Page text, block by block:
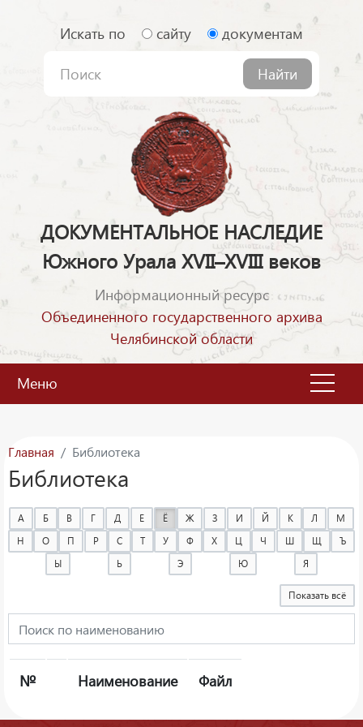
Искать по сайту документам
Найти
ДОКУМЕНТАЛЬНОЕ НАСЛЕДИЕ
Южного Урала XVII–XVIII веков
Информационный ресурс
Объединенного государственного архива
Челябинской области
Меню
Главная Библиотека
Библиотека
А Б В Г Д Е Ё Ж З И Й К Л
М
Н
О П Р С Т У Ф Х Ц Ч Ш Щ
Ъ
Ы
Ь Э Ю Я
Показать всё
№ Наименование Файл